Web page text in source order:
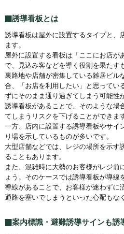
誘導看板とは
誘導看板は屋外に設置するタイプと、
ます。
屋外に設置する看板は「ここにお店が
で、見込み客などを導く役割を果たす
裏路地や店舗が密集している雑居ビル
合、「お店を利用したい」と思ってい
ずにそのまま通り過ぎてしまう可能性
誘導看板があることで、そのような場
てしまうリスクを下げることができま
一方、店内に設置する誘導看板やサイ
り場を示しているものが多いです。
大型店舗などでは、レジの場所を示す
ることもあります。
また、混雑時に大勢のお客様がレジ前
ょう。そのケースでは誘導看板が導線
導線があることで、お客様が迷わずに
通路を塞いでしまうといった心配もな
案内標識・避難誘導サインも誘